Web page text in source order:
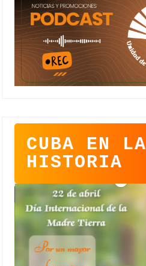
CUBA EN LA
HISTORIA